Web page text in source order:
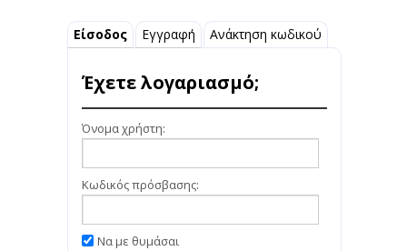
Είσοδος Εγγραφή Ανάκτηση κωδικού
Έχετε λογαριασμό;
Όνομα χρήστη:
Κωδικός πρόσβασης:
Να με θυμάσαι